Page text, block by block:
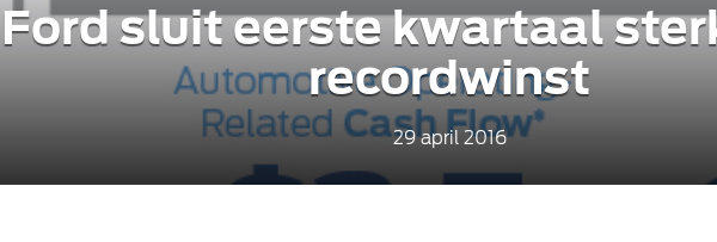
Ford sluit eerste kwartaal
recordwinst
29 april 2016